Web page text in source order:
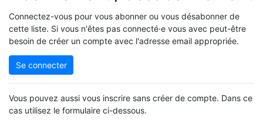
Connectez-vous pour vous abonner ou vous désabonner de
cette liste. Si vous n'êtes pas connecté·e vous avec peut-être
besoin de créer un compte avec l'adresse email appropriée.
Se connecter
Vous pouvez aussi vous inscrire sans créer de compte. Dans ce
cas utilisez le formulaire ci-dessous.